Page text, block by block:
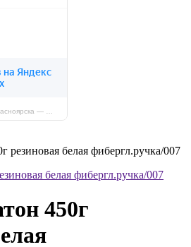
резиновая белая фибергл.ручка/007
450г